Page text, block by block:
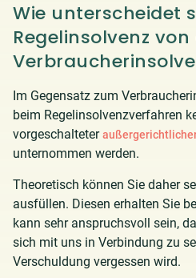
Wie unterscheidet
Regelinsolvenz von
Im Gegensatz zum
beim Regelinsolvenzverfahren
vorgeschalteter
unternommen werden.
Theoretisch können Sie daher
ausfüllen. Diesen erhalten Sie
kann sehr anspruchsvoll sein,
sich mit uns in Verbindung zu
Verschuldung vergessen wird.